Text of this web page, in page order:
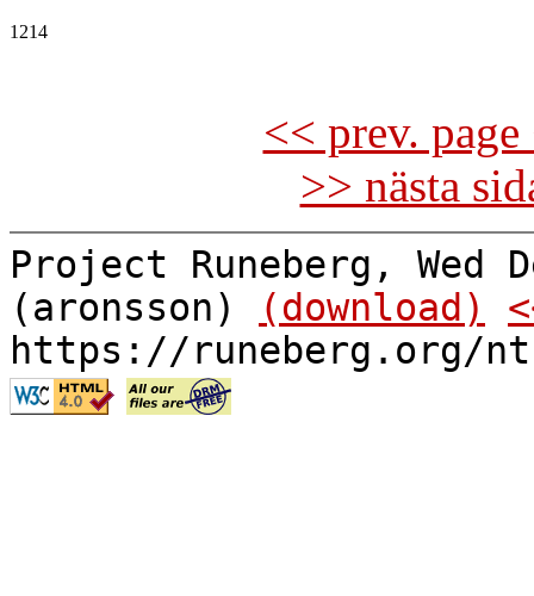
1214
<< prev.
>> nästa
Project Runeberg, Wed
(aronsson)
(download)
https://runeberg.org/